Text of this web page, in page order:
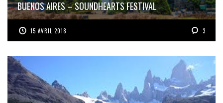
BUENOS AIRES – SOUNDHEARTS FESTIVAL
15 AVRIL 2018 3